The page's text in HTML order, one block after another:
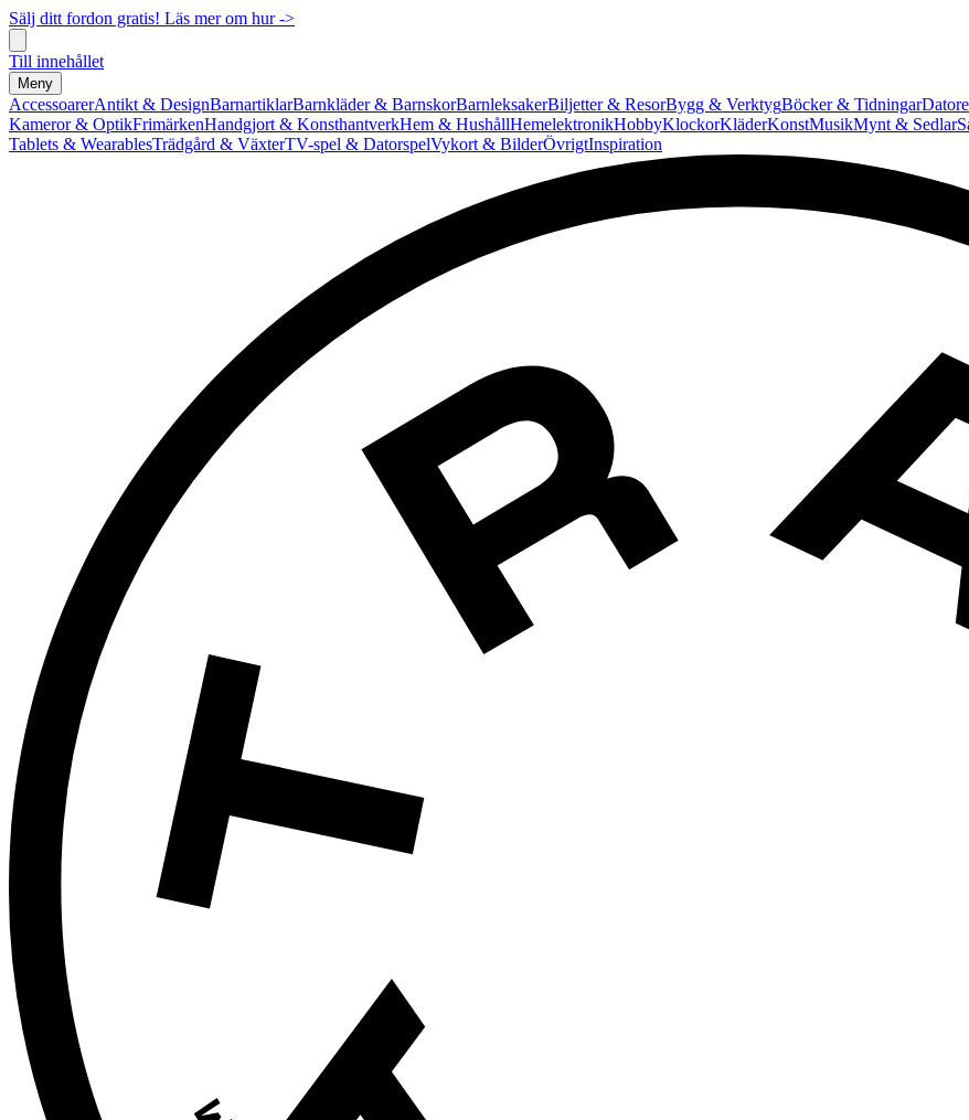
Sälj ditt fordon gratis! Läs mer om hur ->
Till innehållet
Meny
AccessoarerAntikt & DesignBarnartiklarBarnkläder & BarnskorBarnleksakerBiljetter & ResorBygg & VerktygBöcker & Tidningar
Kameror & OptikFrimärkenHandgjort & KonsthantverkHem & HushållHemelektronikHobbyKlockorKläderKonstMusikMynt & Sedlar
Tablets & WearablesTrädgård & VäxterTV-spel & DatorspelVykort & BilderÖvrigtInspiration